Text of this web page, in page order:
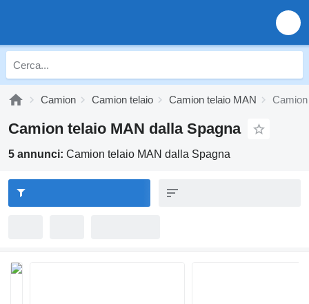
Camion Camion telaio Camion telaio MAN
Camion telaio MAN dalla Spagna
5 annunci: Camion telaio MAN dalla Spagna